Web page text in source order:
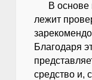
В основе
лежит
Благодаря
средство и,